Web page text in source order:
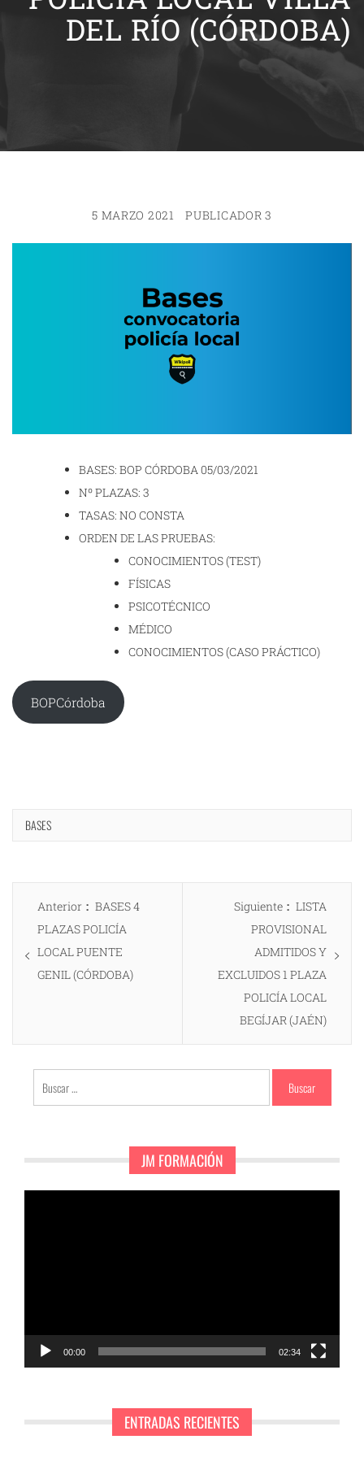
DEL RÍO (CÓRDOBA)
5 MARZO 2021 PUBLICADOR 3
BASES: BOP CÓRDOBA 05/03/2021
Nº PLAZAS: 3
TASAS: NO CONSTA
ORDEN DE LAS PRUEBAS:
CONOCIMIENTOS (TEST)
FÍSICAS
PSICOTÉCNICO
MÉDICO
CONOCIMIENTOS (CASO PRÁCTICO)
BOPCórdoba
BASES
Navegación
entradas
Anterior
Entrada
anterior:
BASES 4
PLAZAS POLICÍA
LOCAL PUENTE
GENIL (CÓRDOBA)
Siguiente
Entrada
siguiente:
LISTA
PROVISIONAL
ADMITIDOS Y
EXCLUIDOS 1 PLAZA
POLICÍA LOCAL
BEGÍJAR (JAÉN)
Buscar:
JM FORMACIÓN
00:00 02:34
ENTRADAS RECIENTES